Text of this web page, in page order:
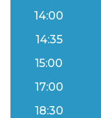
14:00
14:35
15:00
17:00
18:30